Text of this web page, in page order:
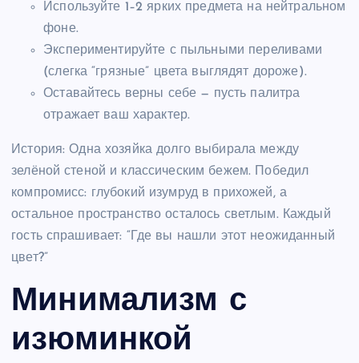
Используйте 1–2 ярких предмета на нейтральном
фоне.
Экспериментируйте с пыльными переливами
(слегка “грязные” цвета выглядят дороже).
Оставайтесь верны себе — пусть палитра
отражает ваш характер.
История: Одна хозяйка долго выбирала между
зелёной стеной и классическим бежем. Победил
компромисс: глубокий изумруд в прихожей, а
остальное пространство осталось светлым. Каждый
гость спрашивает: “Где вы нашли этот неожиданный
цвет?”
Минимализм с
изюминкой